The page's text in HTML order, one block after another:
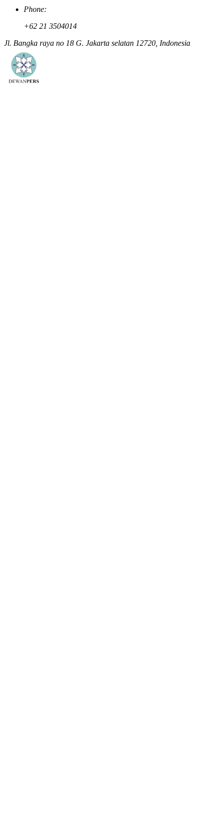
Phone:
+62 21 3504014
Jl. Bangka raya no 18 G. Jakarta selatan 12720, Indonesia